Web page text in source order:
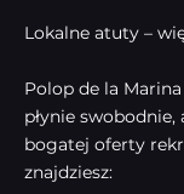
Lokalne atuty –
Polop de la
płynie
bogatej oferty
znajdziesz: